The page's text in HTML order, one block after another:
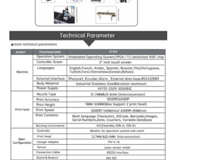
เครื่องพิมพ์เจ็ต
คาร์ทริจหมึกอุตสาหกรรม
เครื่องขนส่งเพจ
เครื่องพิมพ์ UV อุตสาหกรรม
เครื่องประปาต่อเนื่อง